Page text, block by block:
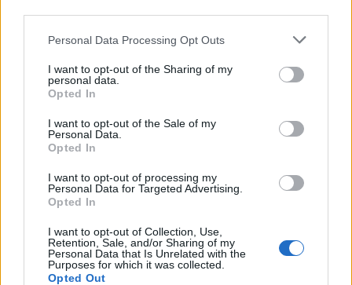
Personal Data Processing Opt Outs
I want to opt-out of the Sharing of my
personal data.
Opted In
I want to opt-out of the Sale of my
Personal Data.
Opted In
I want to opt-out of processing my
Personal Data for Targeted Advertising.
Opted In
I want to opt-out of Collection, Use,
Retention, Sale, and/or Sharing of my
Personal Data that Is Unrelated with the
Purposes for which it was collected.
Opted Out
NOVINKY
Obděnice vzpomínaly na filmovou legendu